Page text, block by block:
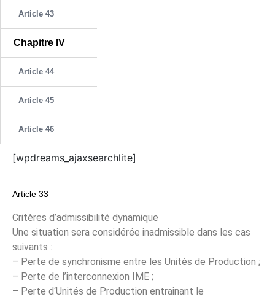
Article 43
Chapitre IV
Article 44
Article 45
Article 46
[wpdreams_ajaxsearchlite]
Article 33
Critères d’admissibilité dynamique
Une situation sera considérée inadmissible dans les cas
suivants :
– Perte de synchronisme entre les Unités de Production ;
– Perte de l’interconnexion IME ;
– Perte d‘Unités de Production entrainant le